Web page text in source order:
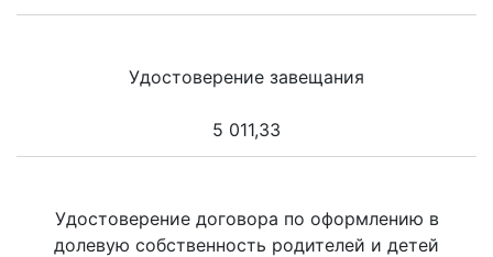
Удостоверение завещания
5 011,33
Удостоверение договора по оформлению в
долевую собственность родителей и детей